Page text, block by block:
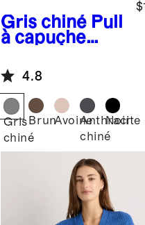
Gris chiné Pull
à capuche
en cachemire
de Mongolie
4.8
Gris
chiné
BrunAvoineAnthracite
chiné
Noir